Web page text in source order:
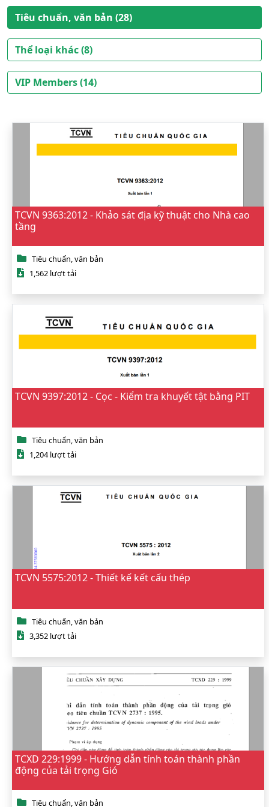
Tiêu chuẩn, văn bản (28)
Thể loại khác (8)
VIP Members (14)
TCVN 9363:2012 - Khảo sát địa kỹ thuật cho Nhà cao
tầng
Tiêu chuẩn, văn bản
1,562 lượt tải
TCVN 9397:2012 - Cọc - Kiểm tra khuyết tật bằng PIT
Tiêu chuẩn, văn bản
1,204 lượt tải
TCVN 5575:2012 - Thiết kế kết cấu thép
Tiêu chuẩn, văn bản
3,352 lượt tải
TCXD 229:1999 - Hướng dẫn tính toán thành phần
động của tải trọng Gió
Tiêu chuẩn, văn bản